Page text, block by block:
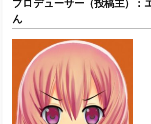
プロデューサー（投稿主）：
ん